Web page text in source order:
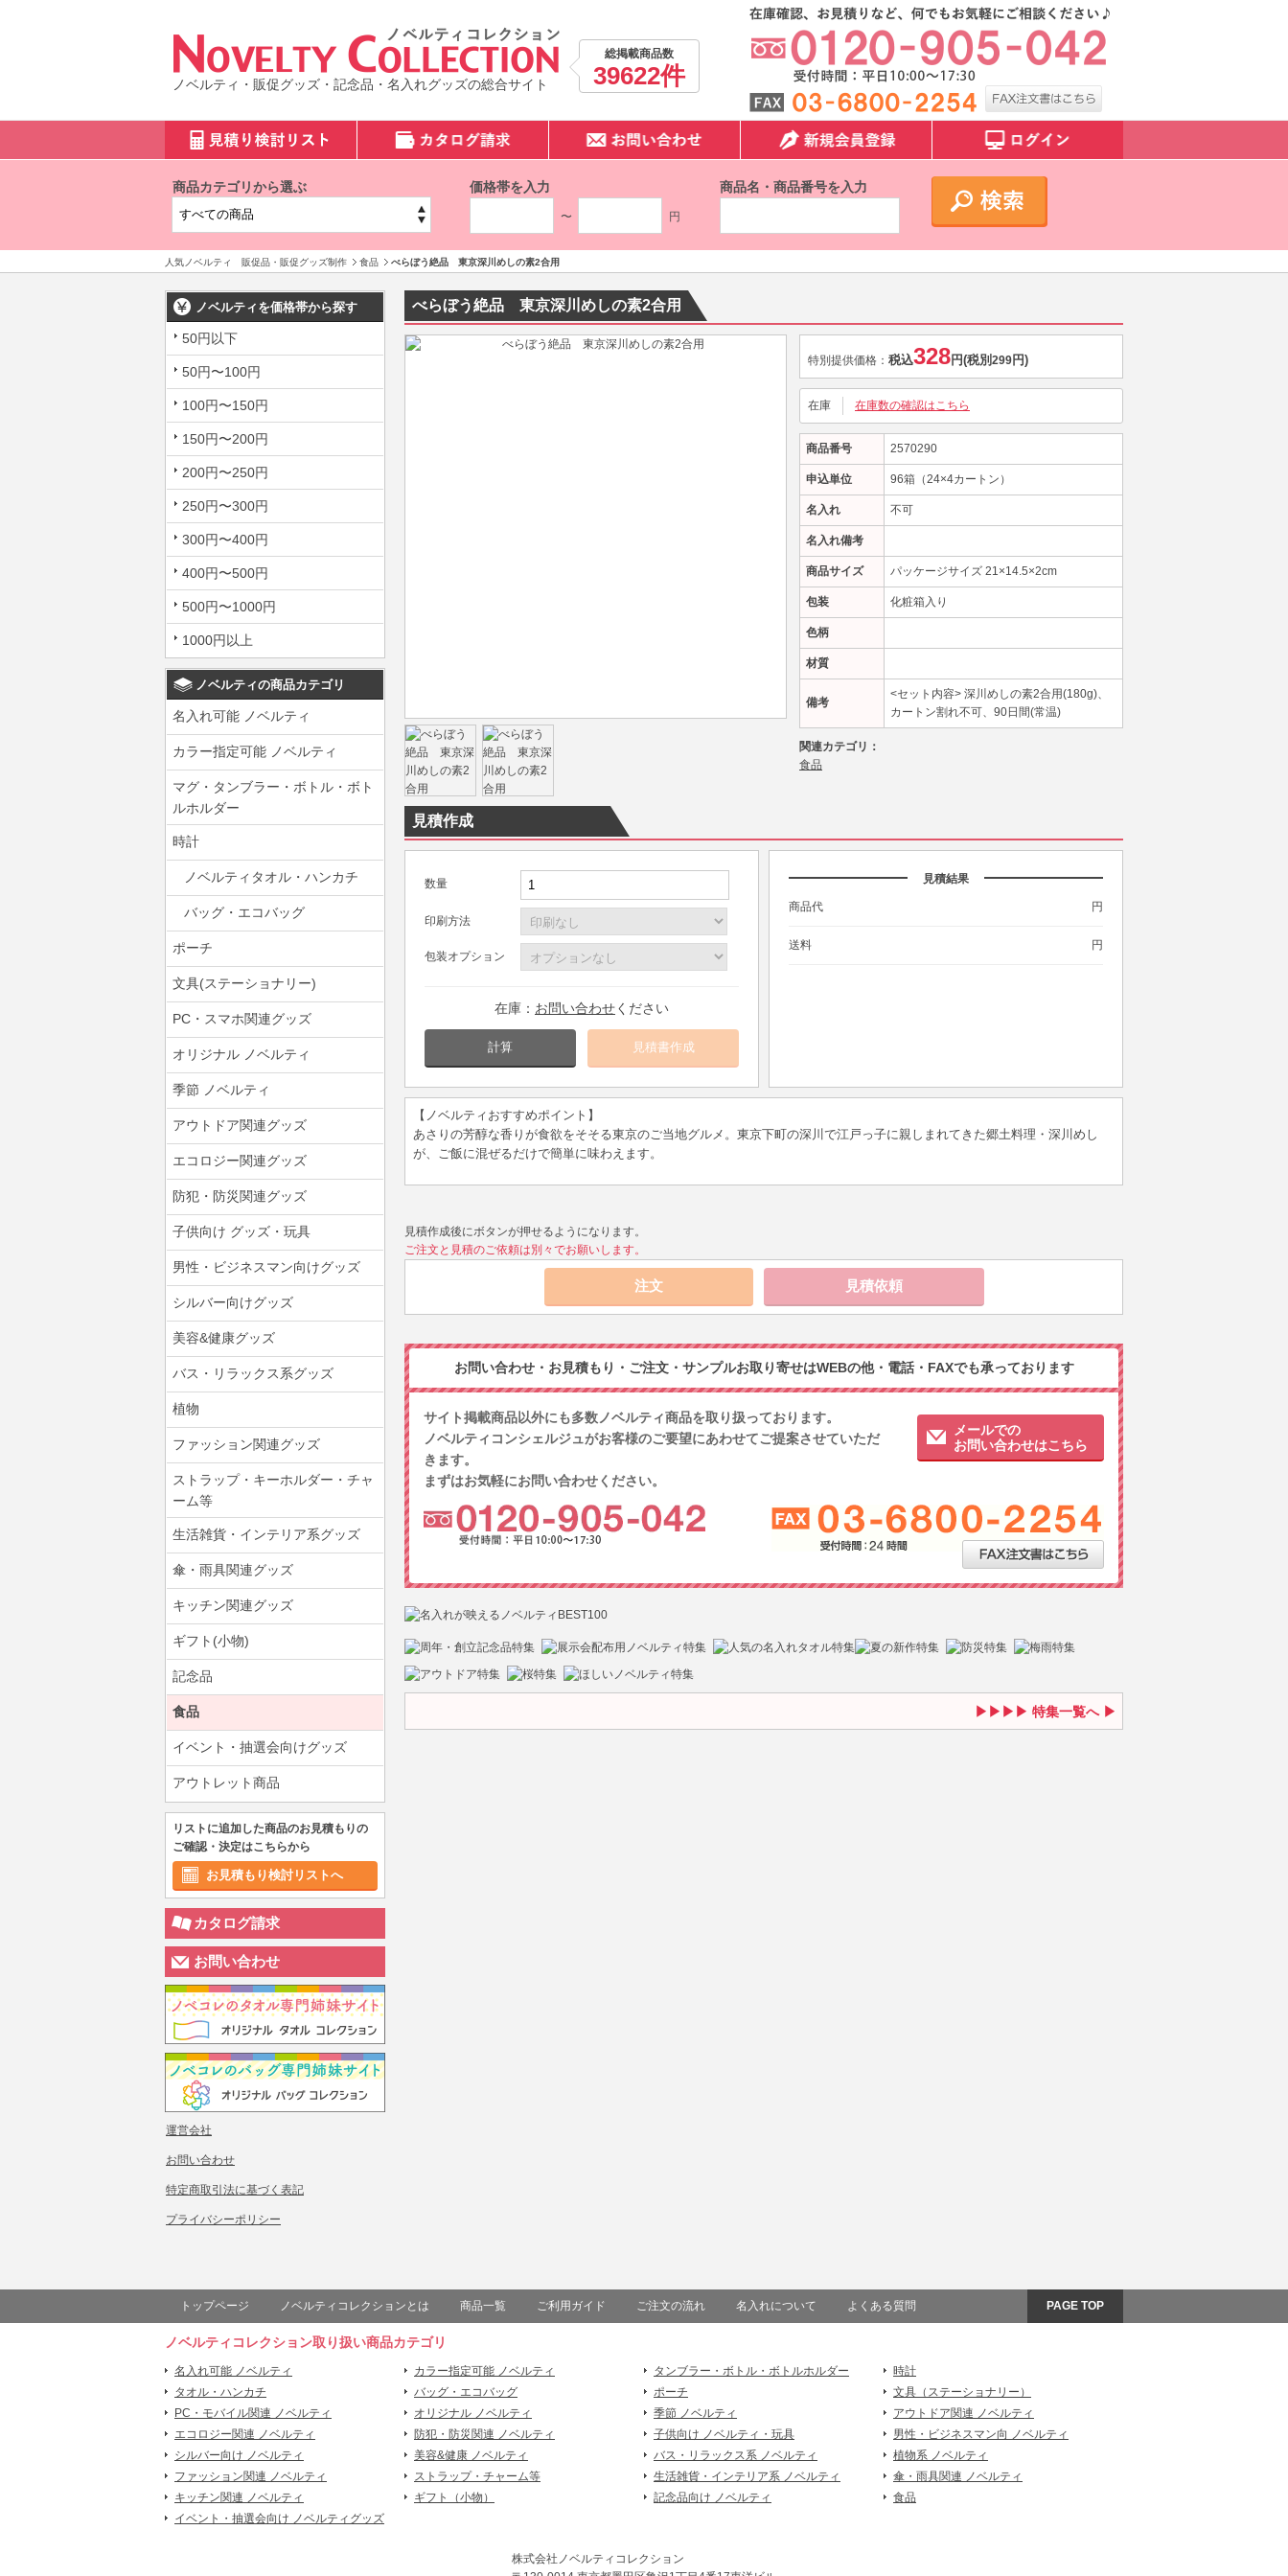
ノベルティ・販促グッズ・記念品・名入れグッズの総合サイト
総掲載商品数
39622件
商品カテゴリから選ぶ 価格帯を入力
〜 円
商品名・商品番号を入力
人気ノベルティ 販促品・販促グッズ制作 食品 べらぼう絶品 東京深川めしの素2合用
ノベルティを価格帯から探す
50円以下
50円〜100円
100円〜150円
150円〜200円
200円〜250円
250円〜300円
300円〜400円
400円〜500円
500円〜1000円
1000円以上
ノベルティの商品カテゴリ
名入れ可能 ノベルティ
カラー指定可能 ノベルティ
マグ・タンブラー・ボトル・ボト
ルホルダー
時計
ノベルティタオル・ハンカチ
バッグ・エコバッグ
ポーチ
文具(ステーショナリー)
PC・スマホ関連グッズ
オリジナル ノベルティ
季節 ノベルティ
アウトドア関連グッズ
エコロジー関連グッズ
防犯・防災関連グッズ
子供向け グッズ・玩具
男性・ビジネスマン向けグッズ
シルバー向けグッズ
美容&健康グッズ
バス・リラックス系グッズ
植物
ファッション関連グッズ
ストラップ・キーホルダー・チャ
ーム等
生活雑貨・インテリア系グッズ
傘・雨具関連グッズ
キッチン関連グッズ
ギフト(小物)
記念品
食品
イベント・抽選会向けグッズ
アウトレット商品
リストに追加した商品のお見積もりの
ご確認・決定はこちらから
お見積もり検討リストへ
カタログ請求
お問い合わせ
運営会社
お問い合わせ
特定商取引法に基づく表記
プライバシーポリシー
べらぼう絶品 東京深川めしの素2合用
特別提供価格： 税込328円(税別 299円)
在庫 在庫数の確認はこちら
商品番号 2570290
申込単位 96箱（24×4カートン）
名入れ 不可
名入れ備考
商品サイズ パッケージサイズ 21×14.5×2cm
包装 化粧箱入り
色柄
材質
備考
<セット内容> 深川めしの素2合用(180g)、
カートン割れ不可、90日間(常温)
関連カテゴリ：
食品
見積作成
数量
印刷方法
包装オプション
在庫： お問い合わせください
計算
見積結果
商品代 円
送料 円
【ノベルティおすすめポイント】
あさりの芳醇な香りが食欲をそそる東京のご当地グルメ。東京下町の深川で江戸っ子に親しまれてきた郷土料理・深川めし
が、ご飯に混ぜるだけで簡単に味わえます。
見積作成後にボタンが押せるようになります。
ご注文と見積のご依頼は別々でお願いします。
お問い合わせ・お見積もり・ご注文・サンプルお取り寄せはWEBの他・電話・FAXでも承っております
サイト掲載商品以外にも多数ノベルティ商品を取り扱っております。
ノベルティコンシェルジュがお客様のご要望にあわせてご提案させていただ
きます。
まずはお気軽にお問い合わせください。
メールでの
お問い合わせはこちら
特集一覧へ
トップページ ノベルティコレクションとは 商品一覧 ご利用ガイド ご注文の流れ 名入れについて よくある質問 PAGE TOP
ノベルティコレクション取り扱い商品カテゴリ
名入れ可能 ノベルティ カラー指定可能 ノベルティ タンブラー・ボトル・ボトルホルダー
時計
タオル・ハンカチ
バッグ・エコバッグ ポーチ
文具（ステーショナリー）
PC・モバイル関連 ノベルティ
オリジナル ノベルティ 季節 ノベルティ
アウトドア関連 ノベルティ
エコロジー関連 ノベルティ
防犯・防災関連 ノベルティ 子供向け ノベルティ・玩具
男性・ビジネスマン向 ノベルティ
シルバー向け ノベルティ
美容&健康 ノベルティ バス・リラックス系 ノベルティ
植物系 ノベルティ
ファッション関連 ノベルティ
ストラップ・チャーム等 生活雑貨・インテリア系 ノベルティ
傘・雨具関連 ノベルティ
キッチン関連 ノベルティ
ギフト（小物） 記念品向け ノベルティ
食品
イベント・抽選会向け ノベルティグッズ
株式会社ノベルティコレクション